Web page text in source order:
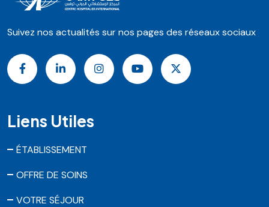
Suivez nos actualités sur nos pages des réseaux sociaux
Liens Utiles
ÉTABLISSEMENT
OFFRE DE SOINS
VOTRE SÉJOUR